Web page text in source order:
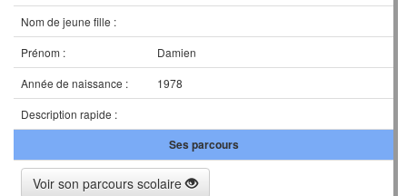
Nom de jeune fille :
Prénom :
Damien
Année de naissance :
1978
Description rapide :
Ses parcours
Voir son parcours scolaire